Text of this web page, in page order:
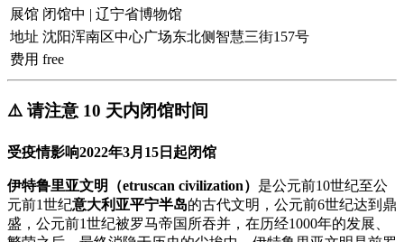
展馆 闭馆中 | 辽宁省博物馆
地址 沈阳浑南区中心广场东北侧智慧三街157号
费用 free
⚠️ 请注意 10 天内闭馆时间
受疫情影响2022年3月15日起闭馆
伊特鲁里亚文明（etruscan civilization） 是公元前10世纪至公
元前1世纪意大利亚平宁半岛的古代文明，公元前6世纪达到鼎
盛，公元前1世纪被罗马帝国所吞并，在历经1000年的发展、